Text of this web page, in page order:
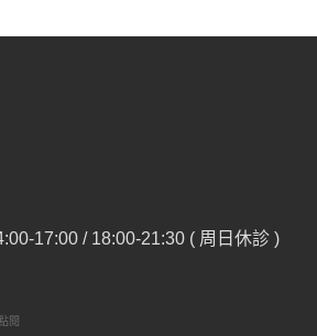
17:00 / 18:00-21:30 ( 周日休診 )
閱